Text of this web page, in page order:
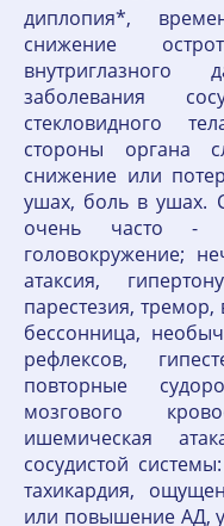
диплопия*,
снижение
внутриглазного
заболевания
стекловидного
стороны органа
снижение или
ушах, боль в ушах.
очень часто -
головокружение;
атаксия,
парестезия,
бессонница,
рефлексов,
повторные
мозгового
ишемическая
сосудистой
тахикардия,
или повышение АД,